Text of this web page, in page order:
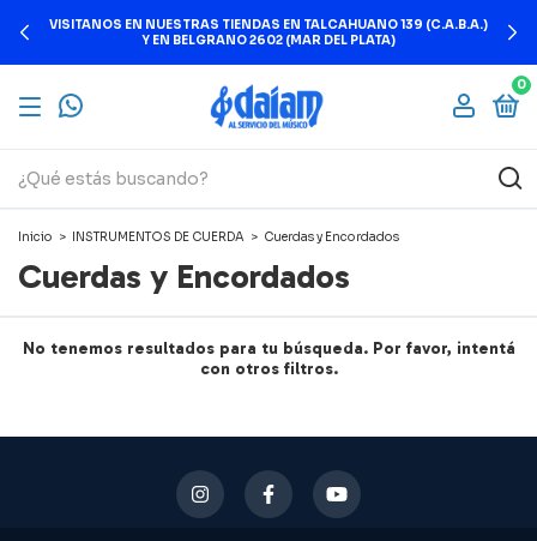
VISITANOS EN NUESTRAS TIENDAS EN TALCAHUANO 139 (C.A.B.A.)
Y EN BELGRANO 2602 (MAR DEL PLATA)
0
Inicio > INSTRUMENTOS DE CUERDA > Cuerdas y Encordados
Cuerdas y Encordados
No tenemos resultados para tu búsqueda. Por favor, intentá
con otros filtros.